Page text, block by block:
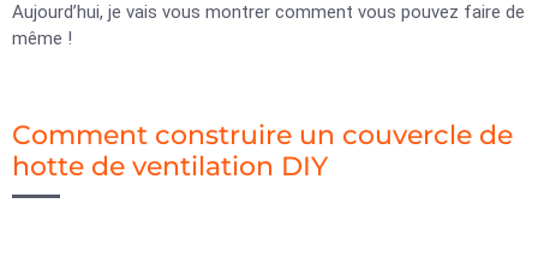
Aujourd’hui, je vais vous montrer comment vous pouvez faire de
même !
Comment construire un couvercle de
hotte de ventilation DIY